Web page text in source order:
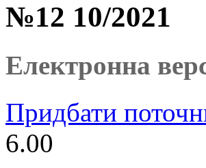
№12 10/2021
Електронна
Придбати
6.00